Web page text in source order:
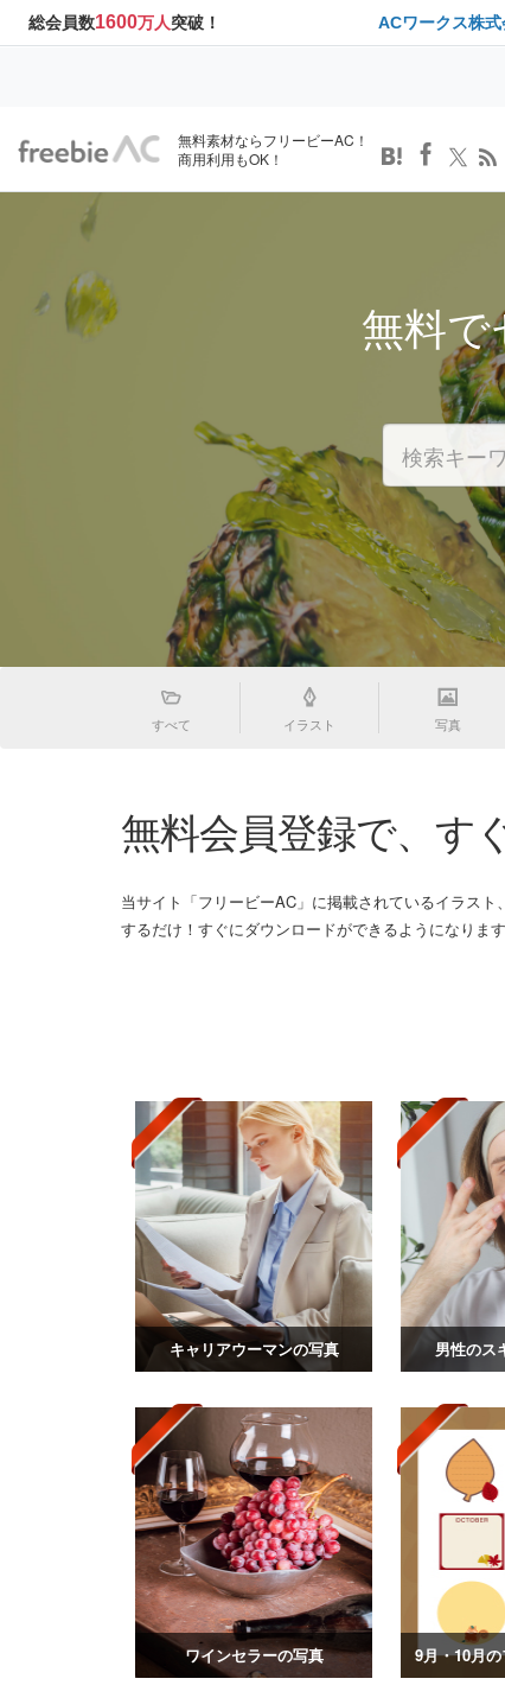
総会員数1600万人突破！ ACワークス株
無料素材ならフリービーAC！
商用利用もOK！
無料
すべて イラスト 写真
無料会員登録で、す
当サイト「フリービーAC」に掲載されているイラス
するだけ！すぐにダウンロードができるようになります
キャリアウーマンの写真 男性のス
ワインセラーの写真 9月・10月